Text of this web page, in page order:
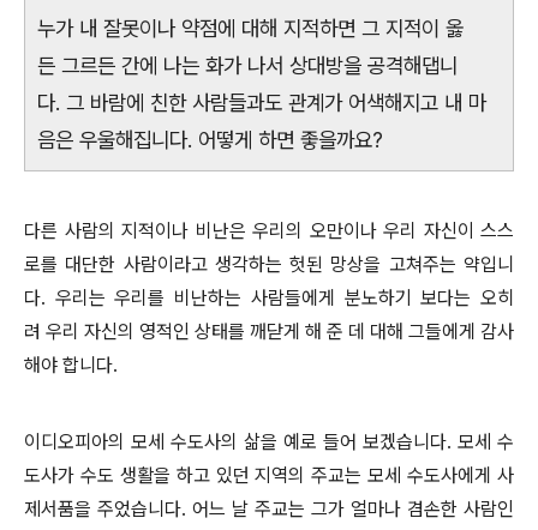
누가 내 잘못이나 약점에 대해 지적하면 그 지적이 옳
든 그르든 간에 나는 화가 나서 상대방을 공격해댑니
다. 그 바람에 친한 사람들과도 관계가 어색해지고 내 마
음은 우울해집니다. 어떻게 하면 좋을까요?
다른 사람의 지적이나 비난은 우리의 오만이나 우리 자신이 스스
로를 대단한 사람이라고 생각하는 헛된 망상을 고쳐주는 약입니
다. 우리는 우리를 비난하는 사람들에게 분노하기 보다는 오히
려 우리 자신의 영적인 상태를 깨닫게 해 준 데 대해 그들에게 감사
해야 합니다.
이디오피아의 모세 수도사의 삶을 예로 들어 보겠습니다. 모세 수
도사가 수도 생활을 하고 있던 지역의 주교는 모세 수도사에게 사
제서품을 주었습니다. 어느 날 주교는 그가 얼마나 겸손한 사람인